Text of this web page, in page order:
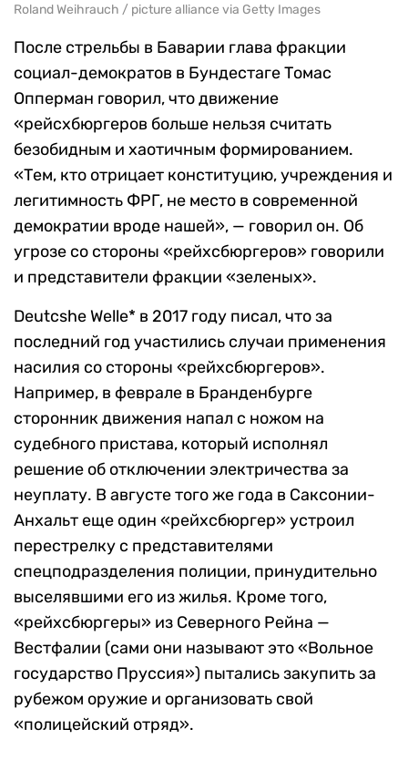
Roland Weihrauch / picture alliance via Getty Images
После стрельбы в Баварии глава фракции
социал-демократов в Бундестаге Томас
Опперман говорил, что движение
«рейсхбюргеров больше нельзя считать
безобидным и хаотичным формированием.
«Тем, кто отрицает конституцию, учреждения и
легитимность ФРГ, не место в современной
демократии вроде нашей», — говорил он. Об
угрозе со стороны «рейхсбюргеров» говорили
и представители фракции «зеленых».
Deutcshe Welle* в 2017 году писал, что за
последний год участились случаи применения
насилия со стороны «рейхсбюргеров».
Например, в феврале в Бранденбурге
сторонник движения напал с ножом на
судебного пристава, который исполнял
решение об отключении электричества за
неуплату. В августе того же года в Саксонии-
Анхальт еще один «рейхсбюргер» устроил
перестрелку с представителями
спецподразделения полиции, принудительно
выселявшими его из жилья. Кроме того,
«рейхсбюргеры» из Северного Рейна —
Вестфалии (сами они называют это «Вольное
государство Пруссия») пытались закупить за
рубежом оружие и организовать свой
«полицейский отряд».